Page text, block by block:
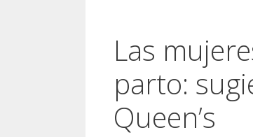
Las
parto:
Queen’s